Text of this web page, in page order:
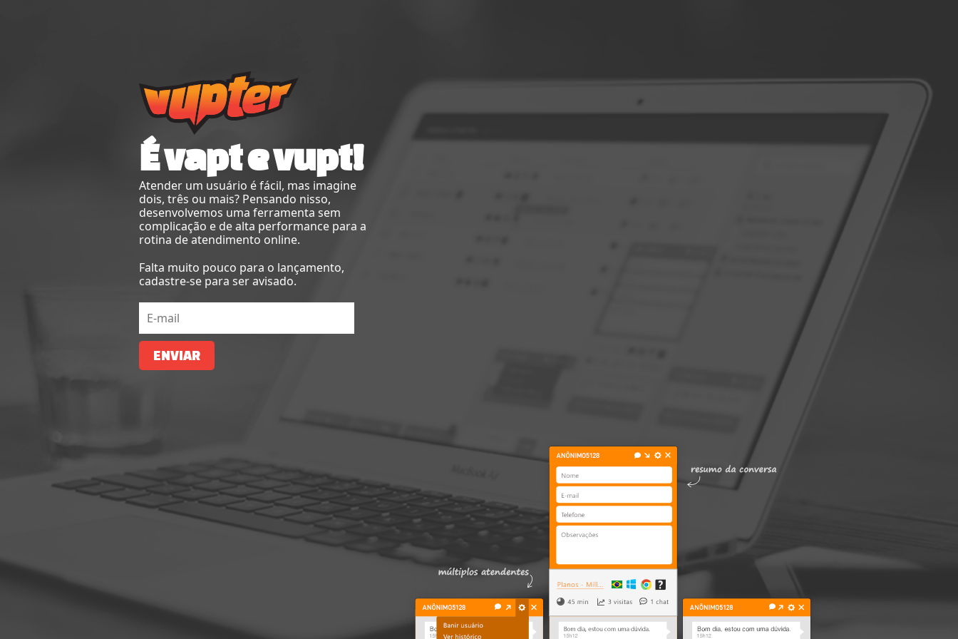
É vapt e vupt!
Atender um usuário é fácil, mas imagine
dois, três ou mais? Pensando nisso,
desenvolvemos uma ferramenta sem
complicação e de alta performance para a
rotina de atendimento online.
Falta muito pouco para o lançamento,
cadastre-se para ser avisado.
ENVIAR